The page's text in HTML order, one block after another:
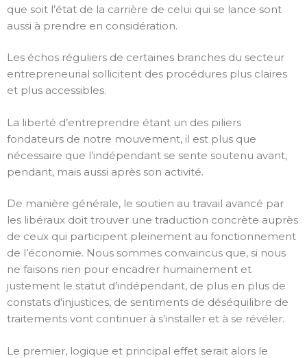
que soit l’état de la carrière de celui qui se lance sont
aussi à prendre en considération.
Les échos réguliers de certaines branches du secteur
entrepreneurial sollicitent des procédures plus claires
et plus accessibles.
La liberté d’entreprendre étant un des piliers
fondateurs de notre mouvement, il est plus que
nécessaire que l’indépendant se sente soutenu avant,
pendant, mais aussi après son activité.
De manière générale, le soutien au travail avancé par
les libéraux doit trouver une traduction concrète auprès
de ceux qui participent pleinement au fonctionnement
de l’économie. Nous sommes convaincus que, si nous
ne faisons rien pour encadrer humainement et
justement le statut d’indépendant, de plus en plus de
constats d’injustices, de sentiments de déséquilibre de
traitements vont continuer à s’installer et à se révéler.
Le premier, logique et principal effet serait alors le